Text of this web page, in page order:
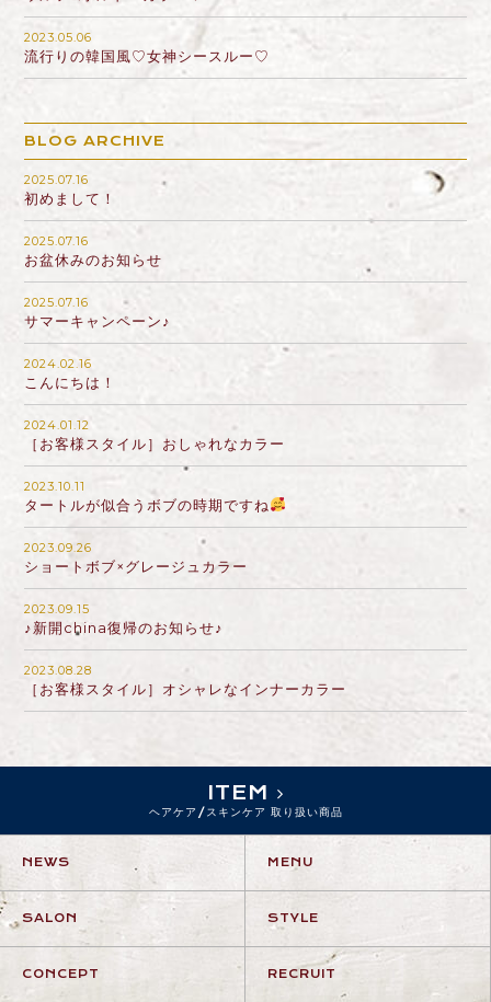
2023.05.06
流行りの韓国風♡女神シースルー♡
BLOG ARCHIVE
2025.07.16
初めまして！
2025.07.16
お盆休みのお知らせ
2025.07.16
サマーキャンペーン♪
2024.02.16
こんにちは！
2024.01.12
［お客様スタイル］おしゃれなカラー
2023.10.11
タートルが似合うボブの時期ですね
2023.09.26
ショートボブ×グレージュカラー
2023.09.15
♪新開china復帰のお知らせ♪
2023.08.28
［お客様スタイル］オシャレなインナーカラー
ITEM
ヘアケア/スキンケア 取り扱い商品
NEWS MENU
SALON STYLE
CONCEPT RECRUIT